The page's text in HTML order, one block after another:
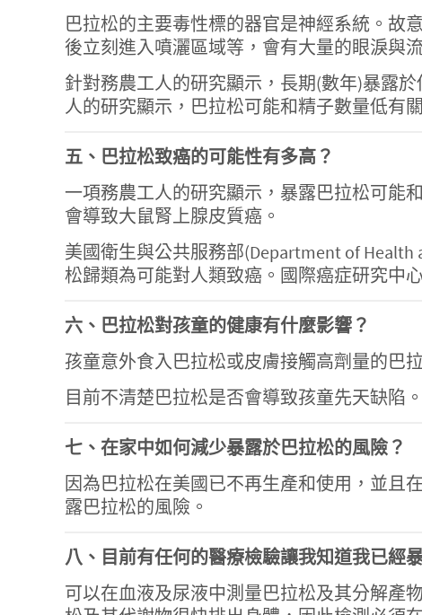
巴拉松的主要毒性標的器官是神經系統。故
後立刻進入噴灑區域等，會有大量的眼淚與
針對務農工人的研究顯示，長期(數年)暴露
人的研究顯示，巴拉松可能和精子數量低有
五、巴拉松致癌的可能性有多高？
一項務農工人的研究顯示，暴露巴拉松可能
會導致大鼠腎上腺皮質癌。
美國衛生與公共服務部(Department of Health
松歸類為可能對人類致癌。國際癌症研究中心
六、巴拉松對孩童的健康有什麼影響？
孩童意外食入巴拉松或皮膚接觸高劑量的巴
目前不清楚巴拉松是否會導致孩童先天缺陷
七、在家中如何減少暴露於巴拉松的風險？
因為巴拉松在美國已不再生產和使用，並且
露巴拉松的風險。
八、目前有任何的醫療檢驗讓我知道我已經
可以在血液及尿液中測量巴拉松及其分解產